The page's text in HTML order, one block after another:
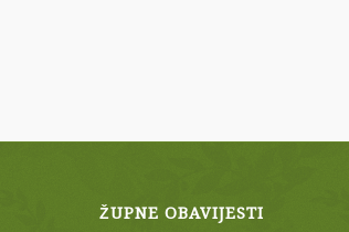
ŽUPNE OBAVIJESTI